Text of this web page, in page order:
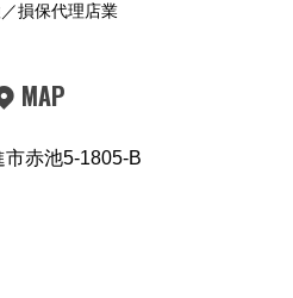
損保代理店業
MAP
市赤池5-1805-B